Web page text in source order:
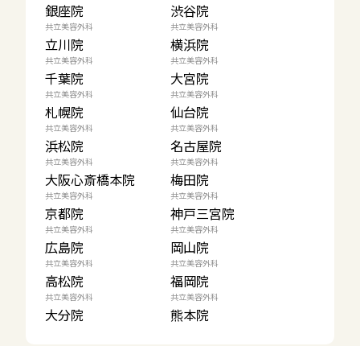
銀座院 渋谷院
共立美容外科
立川院
共立美容外科
横浜院
共立美容外科
千葉院
共立美容外科
大宮院
共立美容外科
札幌院
共立美容外科
仙台院
共立美容外科
浜松院
共立美容外科
名古屋院
共立美容外科
大阪心斎橋本院
共立美容外科
梅田院
共立美容外科
京都院
共立美容外科
神戸三宮院
共立美容外科
広島院
共立美容外科
岡山院
共立美容外科
高松院
共立美容外科
福岡院
共立美容外科
大分院
共立美容外科
熊本院